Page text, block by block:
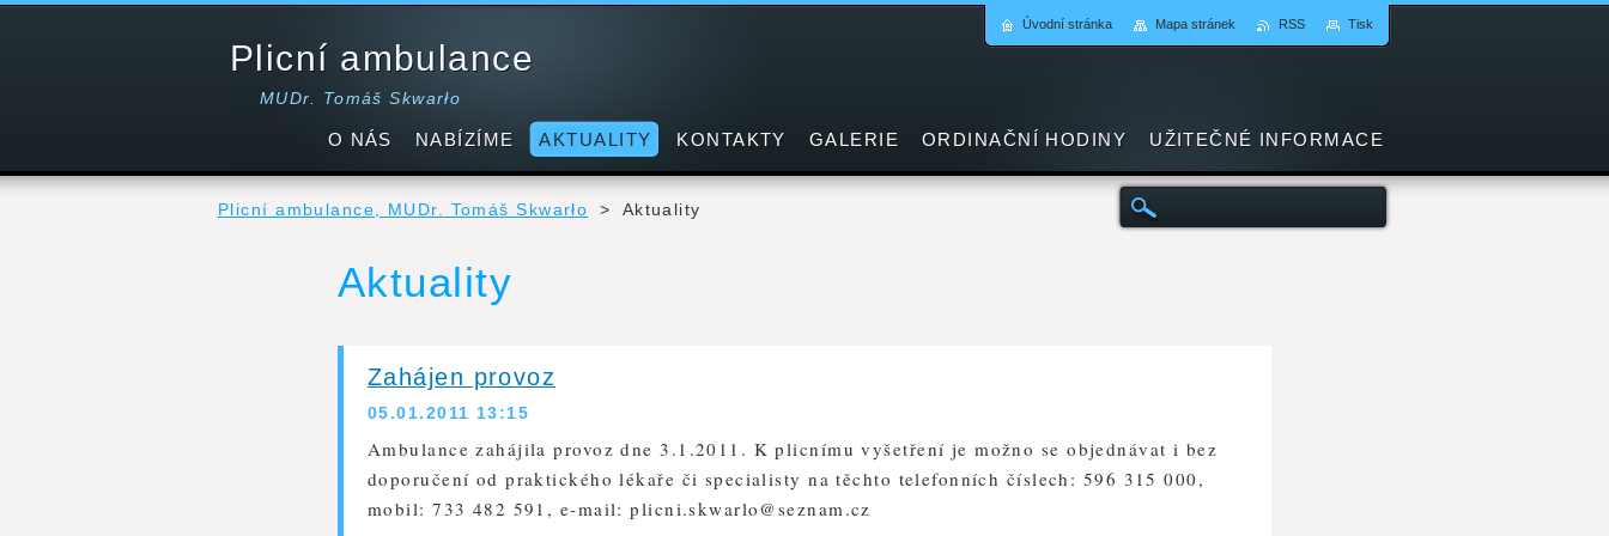
Plicní ambulance
MUDr. Tomáš Skwarło
Plicní ambulance, MUDr. Tomáš Skwarło > Aktuality
Aktuality
Zahájen provoz
05.01.2011 13:15
Ambulance zahájila provoz dne 3.1.2011. K plicnímu vyšetření je možno se objednávat i bez
doporučení od praktického lékaře či specialisty na těchto telefonních číslech: 596 315 000,
mobil: 733 482 591, e-mail: plicni.skwarlo@seznam.cz
O NÁS NABÍZÍME AKTUALITY KONTAKTY GALERIE ORDINAČNÍ HODINY UŽITEČNÉ INFORMACE
Úvodní stránka Mapa stránek RSS Tisk